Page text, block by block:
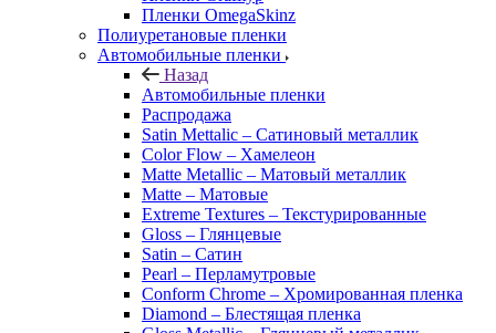
Пленки OmegaSkinz
Полиуретановые пленки
Автомобильные пленки
Назад
Автомобильные пленки
Распродажа
Satin Mettalic – Сатиновый металлик
Color Flow – Хамелеон
Matte Metallic – Матовый металлик
Matte – Матовые
Extreme Textures – Текстурированные
Gloss – Глянцевые
Satin – Сатин
Pearl – Перламутровые
Conform Chrome – Хромированная пленка
Diamond – Блестящая пленка